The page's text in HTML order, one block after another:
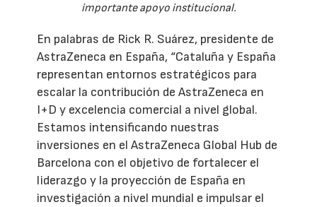
importante apoyo institucional.
En palabras de Rick R. Suárez, presidente de
AstraZeneca en España, “Cataluña y España
representan entornos estratégicos para
escalar la contribución de AstraZeneca en
I+D y excelencia comercial a nivel global.
Estamos intensificando nuestras
inversiones en el AstraZeneca Global Hub de
Barcelona con el objetivo de fortalecer el
liderazgo y la proyección de España en
investigación a nivel mundial e impulsar el